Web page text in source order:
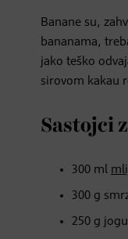
Banane su,
bananama,
jako teško
sirovom kakau
Sastojci
300 ml
300 g
250 g